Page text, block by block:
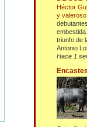
Héctor
y
triunfo de
Antonio
Hace 1